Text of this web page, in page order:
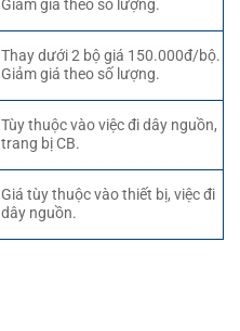
Giảm giá theo số lượng.
Thay dưới 2 bộ giá 150.000đ/bộ.
Giảm giá theo số lượng.
Tùy thuộc vào việc đi dây nguồn,
trang bị CB.
Giá tùy thuộc vào thiết bị, việc đi
dây nguồn.